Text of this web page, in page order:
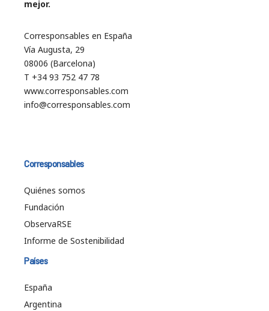
mejor.
Corresponsables en España
Vía Augusta, 29
08006 (Barcelona)
T +34 93 752 47 78
www.corresponsables.com
info@corresponsables.com
Corresponsables
Quiénes somos
Fundación
ObservaRSE
Informe de Sostenibilidad
Países
España
Argentina